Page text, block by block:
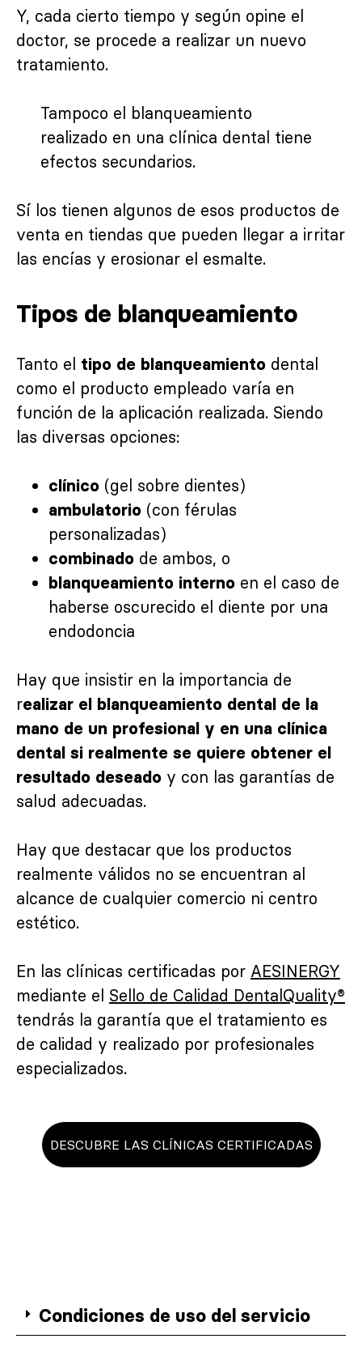
Y, cada cierto tiempo y según opine el
doctor, se procede a realizar un nuevo
tratamiento.
Tampoco el blanqueamiento
realizado en una clínica dental tiene
efectos secundarios.
Sí los tienen algunos de esos productos de
venta en tiendas que pueden llegar a irritar
las encías y erosionar el esmalte.
Tipos de blanqueamiento
Tanto el tipo de blanqueamiento dental
como el producto empleado varía en
función de la aplicación realizada. Siendo
las diversas opciones:
clínico (gel sobre dientes)
ambulatorio (con férulas
personalizadas)
combinado de ambos, o
blanqueamiento interno en el caso de
haberse oscurecido el diente por una
endodoncia
Hay que insistir en la importancia de
realizar el blanqueamiento dental de la
mano de un profesional y en una clínica
dental si realmente se quiere obtener el
resultado deseado y con las garantías de
salud adecuadas.
Hay que destacar que los productos
realmente válidos no se encuentran al
alcance de cualquier comercio ni centro
estético.
En las clínicas certificadas por AESINERGY
mediante el Sello de Calidad DentalQuality®
tendrás la garantía que el tratamiento es
de calidad y realizado por profesionales
especializados.
DESCUBRE LAS CLÍNICAS CERTIFICADAS
Condiciones de uso del servicio